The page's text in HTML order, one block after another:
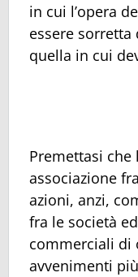
in cui l’opera
essere sorretta
quella in cui
Premettasi
associazione
azioni, anzi,
fra le società
commerciali di
avvenimenti